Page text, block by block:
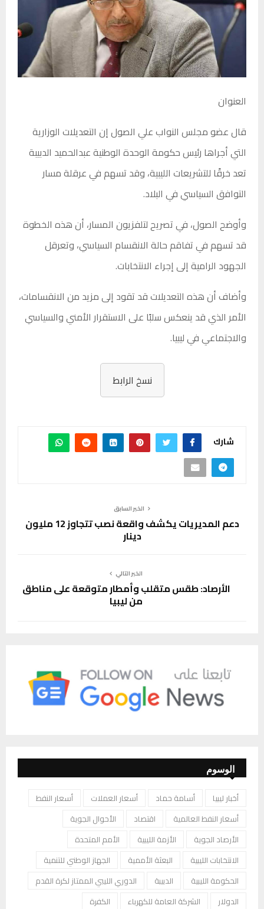
العنوان
قال عضو مجلس النواب علي الصول إن التعديلات الوزارية
التي أجراها رئيس حكومة الوحدة الوطنية عبدالحميد الدبيبة
تعد خرقًا للتشريعات الليبية، وقد تسهم في عرقلة مسار
التوافق السياسي في البلاد.
وأوضح الصول، في تصريح لتلفزيون المسار، أن هذه الخطوة
قد تسهم في تفاقم حالة الانقسام السياسي، وتعرقل
الجهود الرامية إلى إجراء الانتخابات.
وأضاف أن هذه التعديلات قد تقود إلى مزيد من الانقسامات،
الأمر الذي قد ينعكس سلبًا على الاستقرار الأمني والسياسي
والاجتماعي في ليبيا.
نسخ الرابط
شارك
الخبر السابق
دعم المديريات يكشف واقعة نصب تتجاوز 12 مليون
دينار
الخبر التالي
الأرصاد: طقس متقلب وأمطار متوقعة على مناطق
من ليبيا
الوسوم
أخبار ليبيا أسامة حماد أسعار العملات
أسعار النفط
أسعار النفط العالمية
اقتصاد
الأحوال الجوية
الأرصاد الجوية
الأزمة الليبية
الأمم المتحدة
الانتخابات الليبية
البعثة الأممية
الجهاز الوطني للتنمية
الحكومة الليبية
الدبيبة
الدوري الليبي الممتاز لكرة القدم
الدولار
الشركة العامة للكهرباء
الكفرة